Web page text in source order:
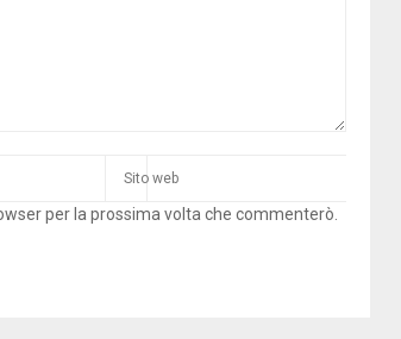
per la prossima volta che commenterò.